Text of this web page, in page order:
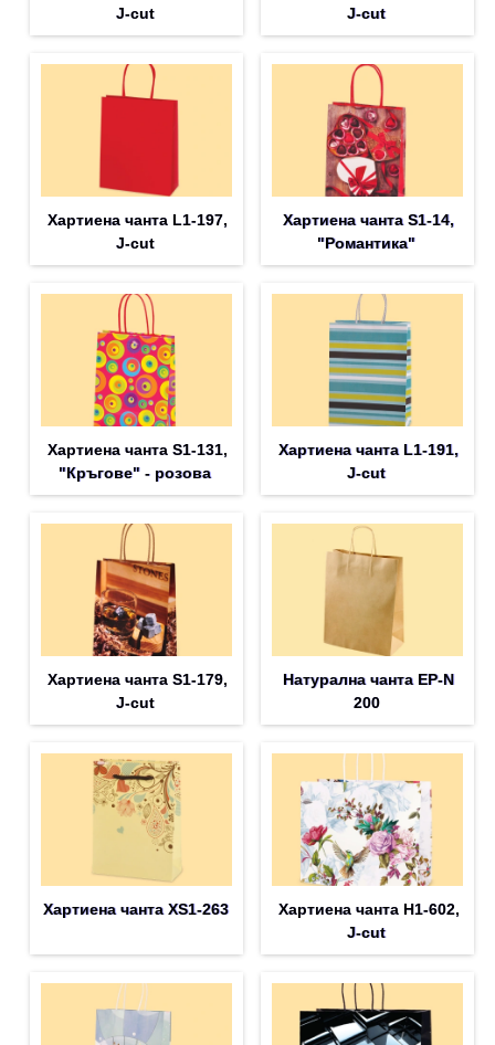
J-cut
J-cut
Хартиена чанта L1-197,
J-cut
Хартиена чанта S1-14,
"Романтика"
Хартиена чанта S1-131,
"Кръгове" - розова
Хартиена чанта L1-191,
J-cut
Хартиена чанта S1-179,
J-cut
Натурална чанта EP-N
200
Хартиена чанта XS1-263
Хартиена чанта H1-602,
J-cut